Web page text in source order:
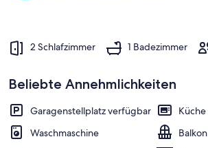
2 Schlafzimmer 1 Badezimmer
Beliebte Annehmlichkeiten
Garagenstellplatz verfügbar
Küche
Waschmaschine
Balkon